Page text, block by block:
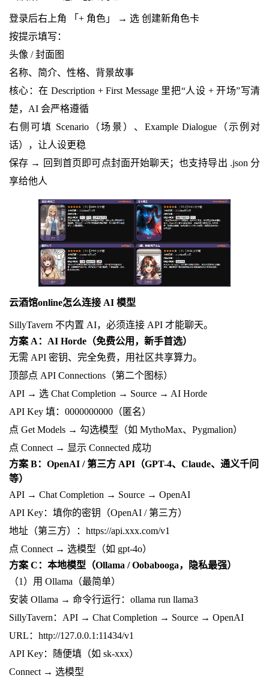
登录后右上角 「+ 角色」 → 选 创建新角色卡
按提示填写：
头像 / 封面图
名称、简介、性格、背景故事
核心：在 Description + First Message 里把“人设 + 开场”写清
楚，AI 会严格遵循
右侧可填 Scenario（场景）、Example Dialogue（示例对
话），让人设更稳
保存 → 回到首页即可点封面开始聊天；也支持导出 .json 分
享给他人
云酒馆online怎么连接 AI 模型
SillyTavern 不内置 AI，必须连接 API 才能聊天。
方案 A：AI Horde（免费公用，新手首选）
无需 API 密钥、完全免费，用社区共享算力。
顶部点 API Connections（第二个图标）
API → 选 Chat Completion → Source → AI Horde
API Key 填：0000000000（匿名）
点 Get Models → 勾选模型（如 MythoMax、Pygmalion）
点 Connect → 显示 Connected 成功
方案 B：OpenAI / 第三方 API（GPT-4、Claude、通义千问
等）
API → Chat Completion → Source → OpenAI
API Key：填你的密钥（OpenAI / 第三方）
地址（第三方）：https://api.xxx.com/v1
点 Connect → 选模型（如 gpt-4o）
方案 C：本地模型（Ollama / Oobabooga，隐私最强）
（1）用 Ollama（最简单）
安装 Ollama → 命令行运行：ollama run llama3
SillyTavern：API → Chat Completion → Source → OpenAI
URL：http://127.0.0.1:11434/v1
API Key：随便填（如 sk-xxx）
Connect → 选模型